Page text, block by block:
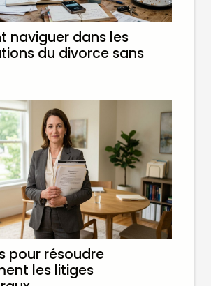
naviguer dans les
du divorce sans
pour résoudre
les litiges